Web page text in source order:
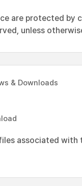
are protected by
unless
& Downloads
associated with